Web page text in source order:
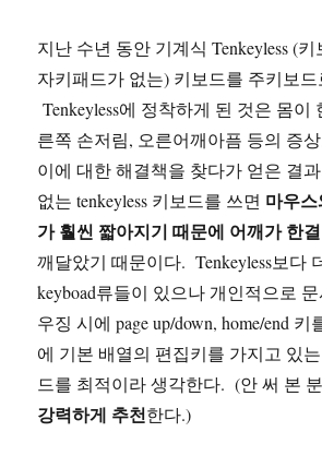
지난 수년 동안 기계식 Tenkeyless (
자키패드가 없는) 키보드를 주키보드
Tenkeyless에 정착하게 된 것은 몸이
른쪽 손저림, 오른어깨아픔 등의 증
이에 대한 해결책을 찾다가 얻은 결
없는 tenkeyless 키보드를 쓰면 마우
가 훨씬 짧아지기 때문에 어깨가 한
깨달았기 때문이다. Tenkeyless보다
keyboad류들이 있으나 개인적으로
우징 시에 page up/down, home/end
에 기본 배열의 편집키를 가지고 있는
드를 최적이라 생각한다. (안 써 본
강력하게 추천한다.)